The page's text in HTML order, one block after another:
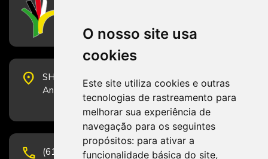
O nosso site usa
cookies
Este site utiliza cookies e outras
tecnologias de rastreamento para
melhorar sua experiência de
navegação para os seguintes
propósitos: para ativar a
funcionalidade básica do site,
place
SHS Quadra 6, Bloco E, Complexo Brasil 21, 20º
Andar, Sala 2001 - CEP 70322-915 - Brasília/DF
phone (61) 3223-1652 e (61) 98131-3801.